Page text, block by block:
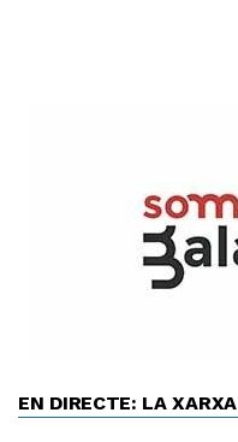
EN DIRECTE: LA XARXA